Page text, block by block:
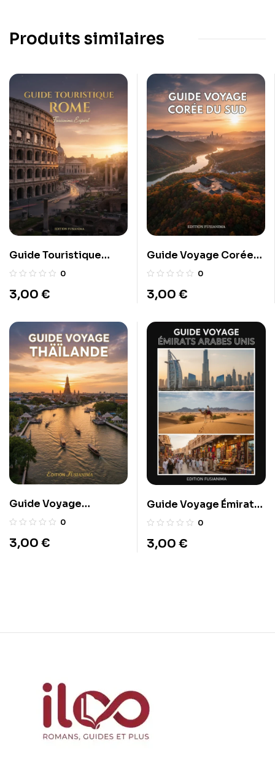
Produits similaires
Guide Touristique
Rome
0
3,00 €
Guide Voyage Corée
du Sud
0
3,00 €
Guide Voyage
Thaïlande 0
3,00 €
Guide Voyage Émirats
arabes unis
0
3,00 €